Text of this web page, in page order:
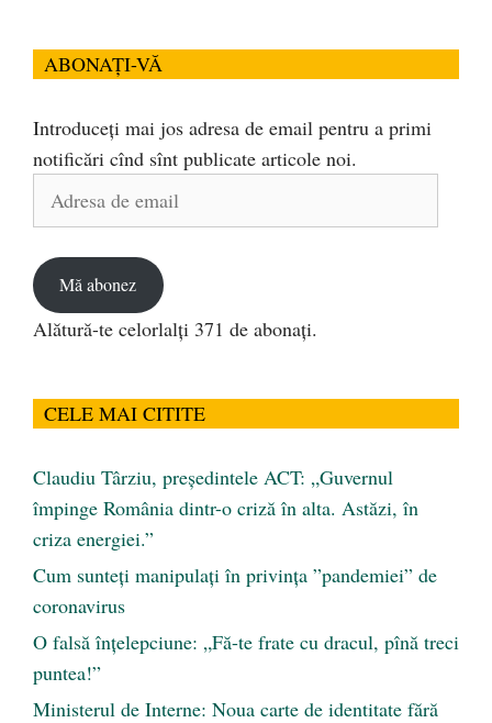
ABONAȚI-VĂ
Introduceți mai jos adresa de email pentru a primi
notificări cînd sînt publicate articole noi.
Mă abonez
Alătură-te celorlalți 371 de abonați.
CELE MAI CITITE
Claudiu Târziu, președintele ACT: „Guvernul
împinge România dintr-o criză în alta. Astăzi, în
criza energiei.”
Cum sunteți manipulați în privința ”pandemiei” de
coronavirus
O falsă înțelepciune: „Fă-te frate cu dracul, pînă treci
puntea!”
Ministerul de Interne: Noua carte de identitate fără